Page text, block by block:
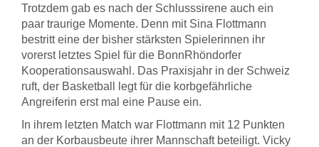
Trotzdem gab es nach der Schlusssirene auch ein
paar traurige Momente. Denn mit Sina Flottmann
bestritt eine der bisher stärksten Spielerinnen ihr
vorerst letztes Spiel für die BonnRhöndorfer
Kooperationsauswahl. Das Praxisjahr in der Schweiz
ruft, der Basketball legt für die korbgefährliche
Angreiferin erst mal eine Pause ein.
In ihrem letzten Match war Flottmann mit 12 Punkten
an der Korbausbeute ihrer Mannschaft beteiligt. Vicky